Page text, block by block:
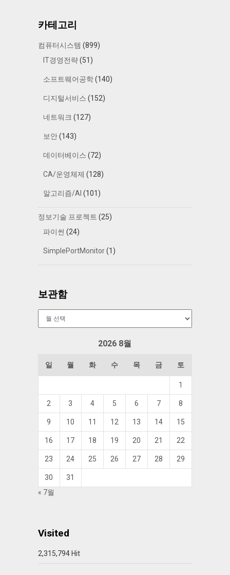
카테고리
컴퓨터시스템 (899)
IT경영전략(51)
소프트웨어공학(140)
디지털서비스 (152)
네트워크 (127)
보안(143)
데이터베이스 (72)
CA/운영체제 (128)
알고리즘/AI (101)
정보기술 프로젝트 (25)
파이썬 (24)
SimplePortMonitor(1)
보관함
2026 8월
일 월 화 수 목 금 토
1
2 3 4 5 6 7 8
9 10 11 12 13 14 15
16 17 18 19 20 21 22
23 24 25 26 27 28 29
30
31
« 7월
Visited
2,315,794 Hit